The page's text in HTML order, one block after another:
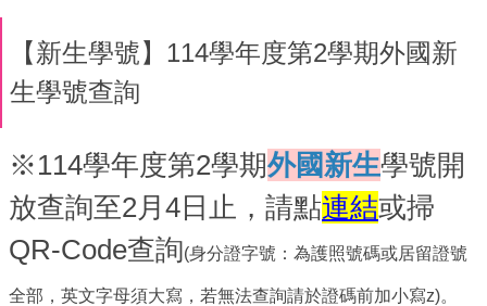
【新生學號】114學年度第2學期外國新
生學號查詢
※114學年度第2學期外國新生學號開
放查詢至2月4日止，請點連結或掃
QR-Code查詢(身分證字號： 為護照號碼或居留證號
全部，英文字母須大寫，若無法查詢請於證碼前加小寫z)。